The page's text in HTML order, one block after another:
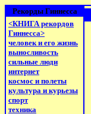
Рекорды Гиннесса
<КНИГА рекордов
Гиннесса>
человек и его жизнь
выносливость
сильные люди
интернет
космос и полеты
культура и курьезы
спорт
техника